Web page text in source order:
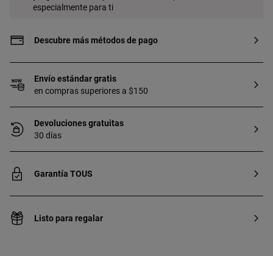
especialmente para ti
Descubre más métodos de pago
Envío estándar gratis
en compras superiores a $150
Devoluciones gratuitas
30 días
Garantía TOUS
Listo para regalar